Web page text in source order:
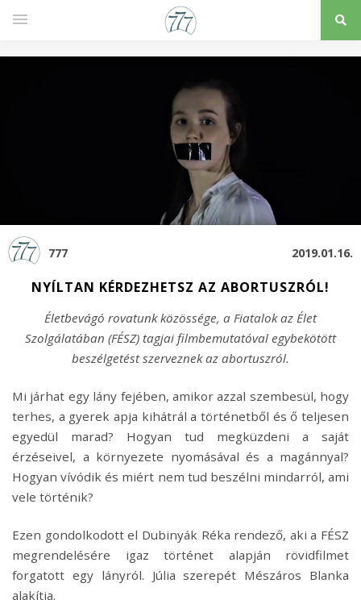
777 2019.01.16.
NYÍLTAN KÉRDEZHETSZ AZ ABORTUSZRÓL!
Életbevágó rovatunk közössége, a Fiatalok az Élet
Szolgálatában (FÉSZ) tagjai filmbemutatóval egybekötött
beszélgetést szerveznek az abortuszról.
Mi járhat egy lány fejében, amikor azzal szembesül, hogy
terhes, a gyerek apja kihátrál a történetből és ő teljesen
egyedül marad? Hogyan tud megküzdeni a saját
érzéseivel, a környezete nyomásával és a magánnyal?
Hogyan vívódik és miért nem tud beszélni mindarról, ami
vele történik?
Ezen gondolkodott el Dubinyák Réka rendező, aki a FÉSZ
megrendelésére igaz történet alapján rövidfilmet
forgatott egy lányról. Júlia szerepét Mészáros Blanka
alakítja.